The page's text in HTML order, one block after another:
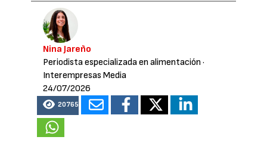
Nina Jareño
Periodista especializada en alimentación ·
Interempresas Media
24/07/2026
20765